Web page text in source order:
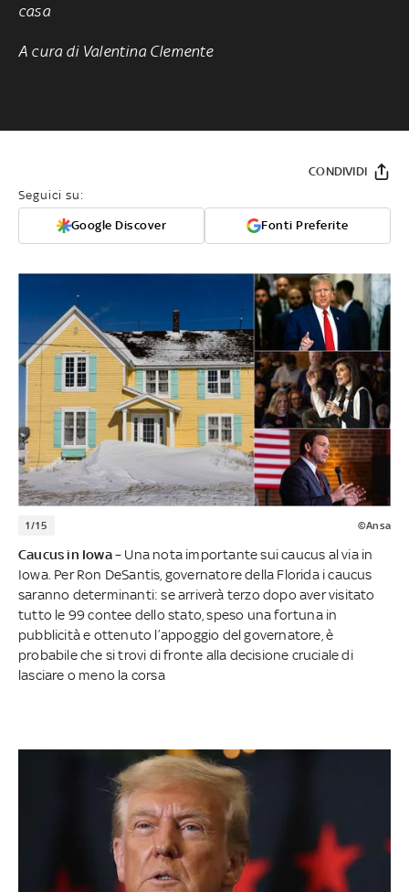
casa
A cura di Valentina Clemente
Seguici su:
Google Discover Fonti Preferite
CONDIVIDI
1/15 ©Ansa
Caucus in Iowa– Una nota importante sui caucus al via in
Iowa. Per Ron DeSantis, governatore della Florida i caucus
saranno determinanti: se arriverà terzo dopo aver visitato
tutto le 99 contee dello stato, speso una fortuna in
pubblicità e ottenuto l’appoggio del governatore, è
probabile che si trovi di fronte alla decisione cruciale di
lasciare o meno la corsa